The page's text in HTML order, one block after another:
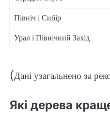
Північ і Сибір
Урал і Північний Захід
(Дані узагальнено за
Які дерева